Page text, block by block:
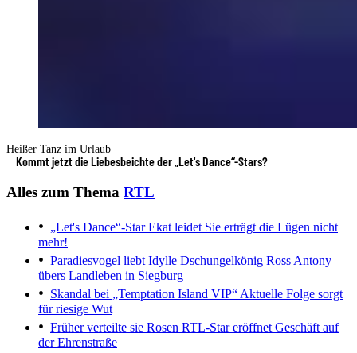
Heißer Tanz im Urlaub
Kommt jetzt die Liebesbeichte der „Let's Dance“-Stars?
Alles zum Thema RTL
„Let's Dance“-Star Ekat leidet Sie erträgt die Lügen nicht
mehr!
Paradiesvogel liebt Idylle Dschungelkönig Ross Antony
übers Landleben in Siegburg
Skandal bei „Temptation Island VIP“ Aktuelle Folge sorgt
für riesige Wut
Früher verteilte sie Rosen RTL-Star eröffnet Geschäft auf
der Ehrenstraße